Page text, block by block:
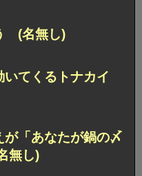
(名無し)
いてくるトナカイ
「あなたが鍋の〆
無し)